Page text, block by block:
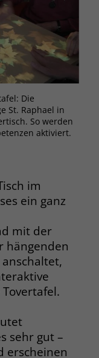
Die
St. Raphael in
So werden
aktiviert.
im
ein ganz
mit der
hängenden
sehr gut –
erscheinen
Benutzers bei
des Benutzers
zu speichern.
dass
Besuchen
Cookie,
Benutzers
einzigen